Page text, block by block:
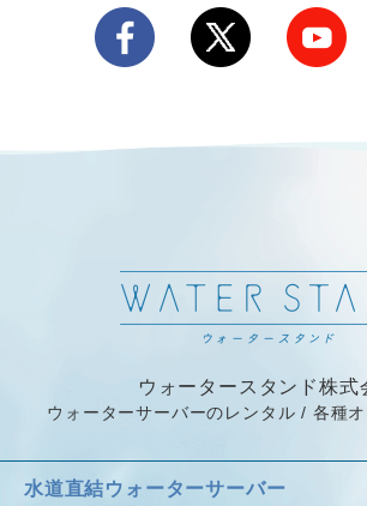
ウォータースタンド株式
ウォーターサーバーのレンタル / 各種
水道直結ウォーターサーバー